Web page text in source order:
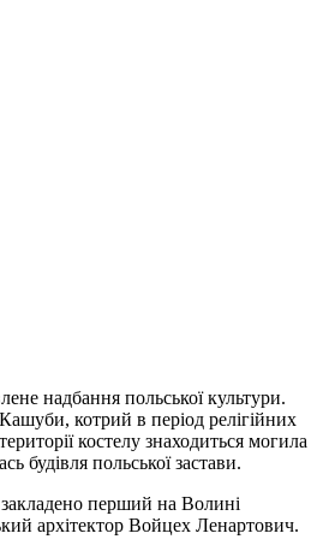
надбання польської культури.
котрий в період релігійних
костелу знаходиться могила
будівля польської застави.
перший на Волині
архітектор Войцех Ленартович.